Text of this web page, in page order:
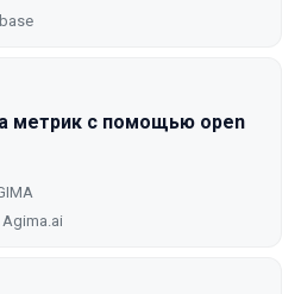
метрик с помощью open
Agima.ai